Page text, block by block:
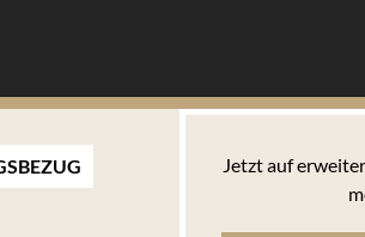
COOKIES
Ihnen eine optimale Benutzererfahrung
Um die Website weiterhin zu nutzen,
akzeptieren.
Jetzt auf